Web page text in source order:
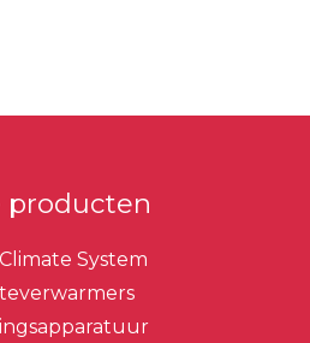
producten
System